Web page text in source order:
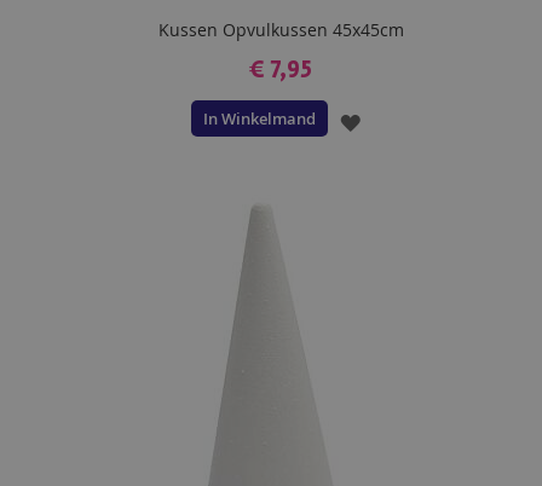
Kussen Opvulkussen 45x45cm
€ 7,95
In Winkelmand
VOEG